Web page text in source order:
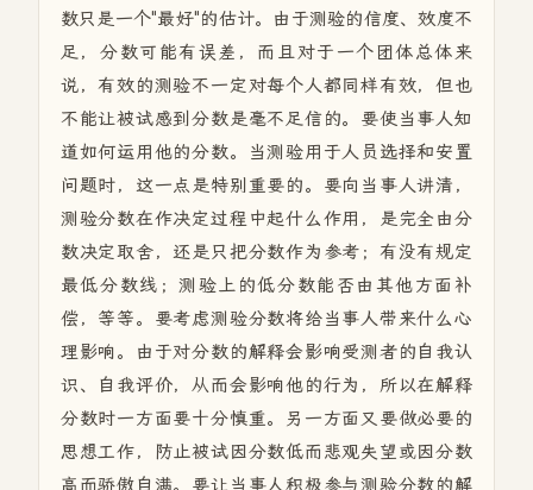
数只是一个"最好"的估计。由于测验的信度、效度不
足，分数可能有误差，而且对于一个团体总体来
说，有效的测验不一定对每个人都同样有效，但也
不能让被试感到分数是毫不足信的。要使当事人知
道如何运用他的分数。当测验用于人员选择和安置
问题时，这一点是特别重要的。要向当事人讲清，
测验分数在作决定过程中起什么作用，是完全由分
数决定取舍，还是只把分数作为参考；有没有规定
最低分数线；测验上的低分数能否由其他方面补
偿，等等。要考虑测验分数将给当事人带来什么心
理影响。由于对分数的解释会影响受测者的自我认
识、自我评价，从而会影响他的行为，所以在解释
分数时一方面要十分慎重。另一方面又要做必要的
思想工作，防止被试因分数低而悲观失望或因分数
高而骄傲自满。要让当事人积极参与测验分数的解